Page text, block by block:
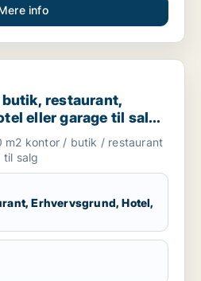
info
restaurant, erhvervsgrund, hotel
restaurant,
eller garage til salg i
Lyngby eller
m2 kontor / butik / restaurant
til salg
Erhvervsgrund, Hotel,